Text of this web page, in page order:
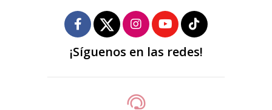
¡Síguenos en las redes!